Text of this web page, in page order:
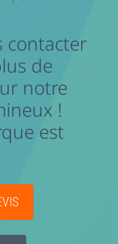
contacter
de
notre
!
est